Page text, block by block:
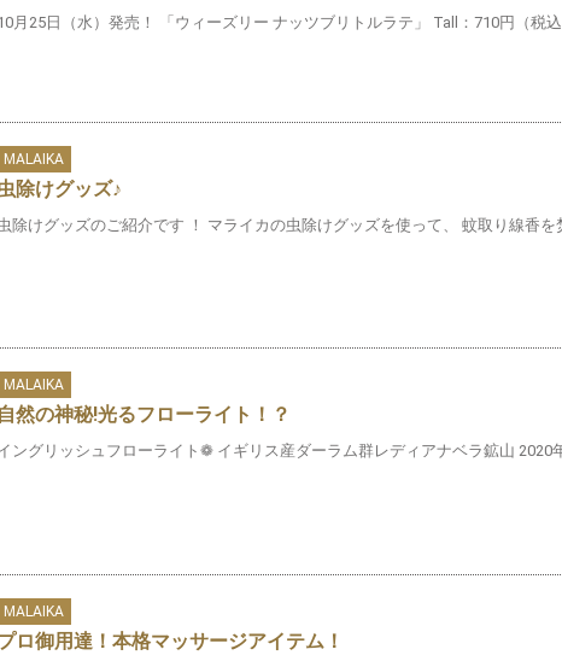
月25日（水）発売！ 「ウィーズリー ナッツブリトルラテ」 Tall：710円（税
MALAIKA
除けグッズ♪
除けグッズのご紹介です ！ マライカの虫除けグッズを使って、 蚊取り線香を
MALAIKA
自然の神秘!光るフローライト！？
ングリッシュフローライト❁ イギリス産ダーラム群レディアナベラ鉱山 2020
MALAIKA
ロ御用達！本格マッサージアイテム！